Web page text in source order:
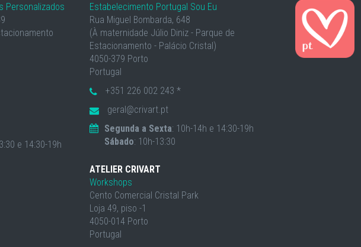
Personalizados
e 14:30-19h
Estabelecimento Portugal Sou Eu
Rua Miguel Bombarda, 648
(À maternidade Júlio Diniz - Parque de
Estacionamento - Palácio Cristal)
4050-379 Porto
Portugal
+351 226 002 243 *
geral@crivart.pt
Segunda a Sexta: 10h-14h e 14:30-19h
Sábado: 10h-13:30
ATELIER CRIVART
Workshops
Cento Comercial Cristal Park
Loja 49, piso -1
4050-014 Porto
Portugal